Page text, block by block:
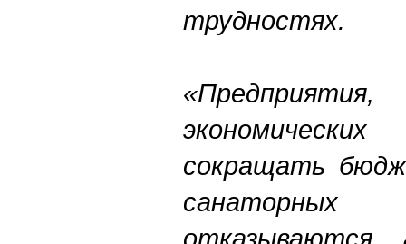
трудностях.
сокращать